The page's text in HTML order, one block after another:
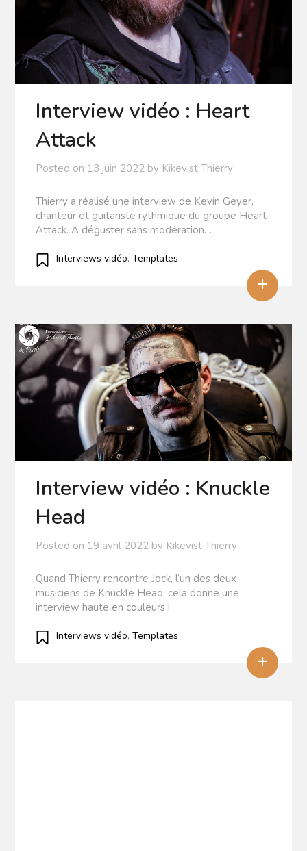
Interview vidéo : Heart
Attack
Posted on 13 juin 2022 by Kikevist Thierry
Thierry a réalisé une interview de Kevin Geyer,
chanteur et guitariste rythmique du groupe Heart
Attack. A déguster sans modération…
+
Interviews vidéo,Templates
Interview vidéo : Knuckle
Head
Posted on 19 avril 2022 by Kikevist Thierry
Quand Thierry rencontre Jock, l’un des deux
musiciens de Knuckle Head, cela donne une
interview haute en couleurs !
+
Interviews vidéo,Templates